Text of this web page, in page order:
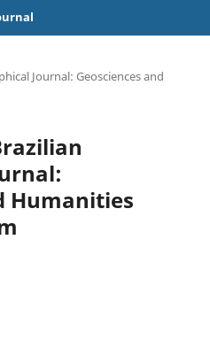
Journal: Geosciences and
Humanities